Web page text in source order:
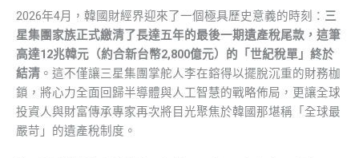
2026年4月，韓國財經界迎來了一個極具歷史意義的時刻： 三
星集團家族正式繳清了長達五年的最後一期遺產稅尾款，這筆
高達12兆韓元（約合新台幣2,800億元）的「世紀稅單」終於
結清 。這不僅讓三星集團掌舵人李在鎔得以擺脫沉重的財務枷
鎖，將心力全面回歸半導體與人工智慧的戰略佈局，更讓全球
投資人與財富傳承專家再次將目光聚焦於韓國那堪稱「全球最
嚴苛」的遺產稅制度。